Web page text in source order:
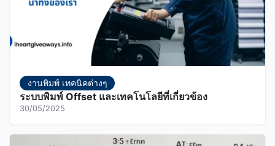
งานพิมพ์ เทคนิคต่างๆ
ระบบพิมพ์ Offset และเทคโนโลยีที่เกี่ยวข้อง
30/05/2025